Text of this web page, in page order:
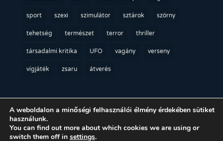
sport szexi szimulátor sztárok szörny
tehetség természet terror thriller
társadalmi kritika UFO vagány verseny
vígjáték zsaru átverés
A weboldalon a minőségi felhasználói élmény érdekében sütiket
használunk.
You can find out more about which cookies we are using or
switch them off in settings.